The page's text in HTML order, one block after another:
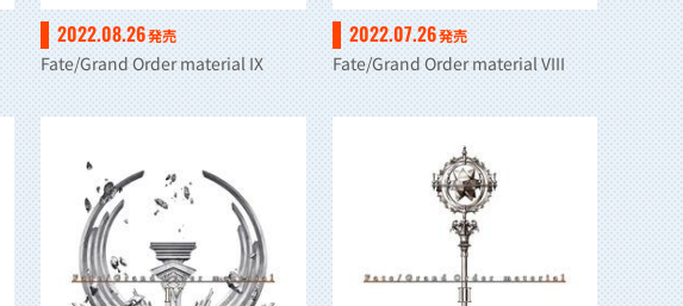
2022.08.26発売
Fate/Grand Order material IX
2022.07.26発売
Fate/Grand Order material VIII